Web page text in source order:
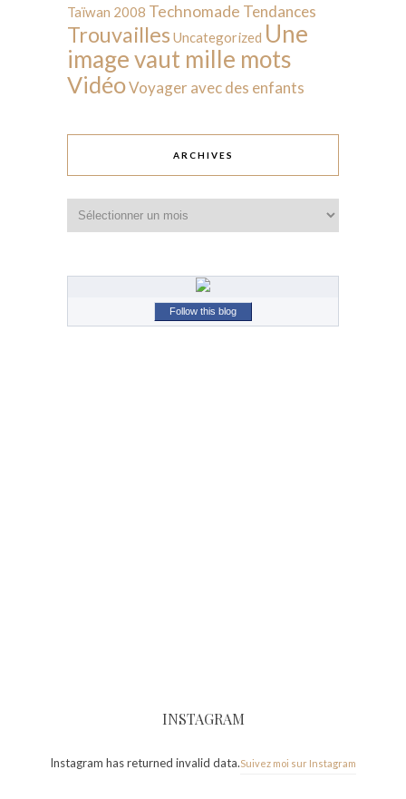
Taïwan 2008 Technomade Tendances
Trouvailles Uncategorized Une
image vaut mille mots
VidéoVoyager avec des enfants
ARCHIVES
Follow this blog
INSTAGRAM
Instagram has returned invalid data.Suivez moi sur Instagram